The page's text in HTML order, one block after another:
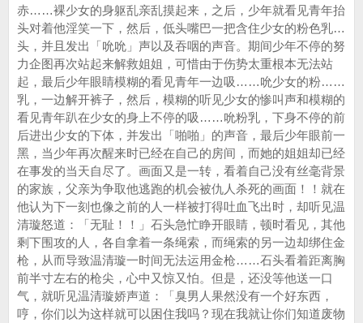
赤……裸少女的身躯乱亲乱摸起来，之后，少年就看见青年抬
头对着他淫笑一下，然后，低头嘴巴一把含住少女的粉色乳…
头，并且发出「吮吮」声以及吞咽的声音。期间少年不停的努
力企图再次站起来解救姐姐，可惜由于伤势太重根本无法站
起，最后少年眼睛模糊的看见青年一边吸……吮少女的粉……
乳，一边解开裤子，然后，模糊的听见少女的惨叫声和模糊的
看见青年趴在少女的身上不停的吸……吮粉乳，下身不停的前
后进出少女的下体，并发出「啪啪」的声音，最后少年眼前一
黑，当少年再次醒来时已经在自己的房间，而她的姐姐却已经
在事发的当天自尽了。画面又是一转，看着自己没有丝毫背景
的家族，父亲为争取他逃跑的机会被仇人杀死的画面！！就在
他认为下一刻也像之前的人一样被打得吐血飞出时，却听见温
清璇怒道：「无耻！！」石头急忙睁开眼睛，顿时看见，其他
剩下围攻的人，各自拿着一条绳索，而绳索的另一边却绑住金
枪，从而导致温清璇一时间无法运用金枪……石头看着距离胸
前半寸左右的枪尖，心中又惊又怕。但是，还没等他送一口
气，就听见温清璇娇声道：「臭男人果然没有一个好东西，
哼，你们以为这样就可以困住我吗？现在我就让你们知道废物